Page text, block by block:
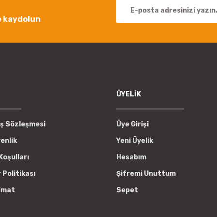
kaydolun
Sözleşmesi
Politikası
ÜYELİK
Üye Girişi
Yeni Üyelik
Hesabım
Şifremi Unuttum
Sepet